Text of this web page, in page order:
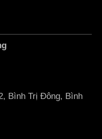
Bình Trị Đông, Bình